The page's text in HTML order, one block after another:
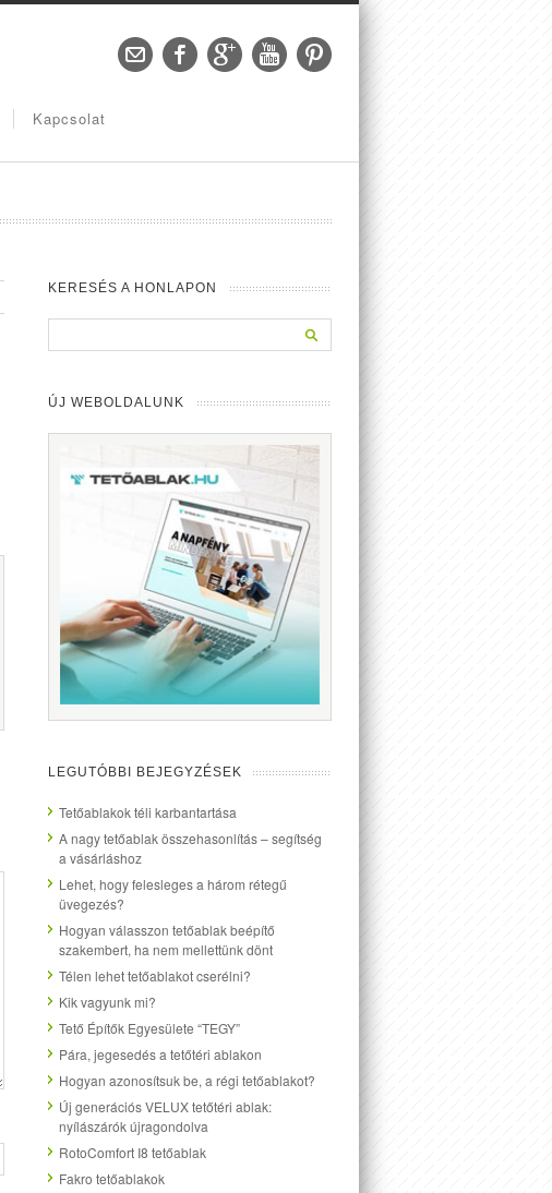
Kapcsolat
KERESÉS A HONLAPON
ÚJ WEBOLDALUNK
LEGUTÓBBI BEJEGYZÉSEK
Tetőablakok téli karbantartása
A nagy tetőablak összehasonlítás – segítség
a vásárláshoz
Lehet, hogy felesleges a három rétegű
üvegezés?
Hogyan válasszon tetőablak beépítő
szakembert, ha nem mellettünk dönt
Télen lehet tetőablakot cserélni?
Kik vagyunk mi?
Tető Építők Egyesülete “TEGY”
Pára, jegesedés a tetőtéri ablakon
Hogyan azonosítsuk be, a régi tetőablakot?
Új generációs VELUX tetőtéri ablak:
nyílászárók újragondolva
RotoComfort I8 tetőablak
Fakro tetőablakok